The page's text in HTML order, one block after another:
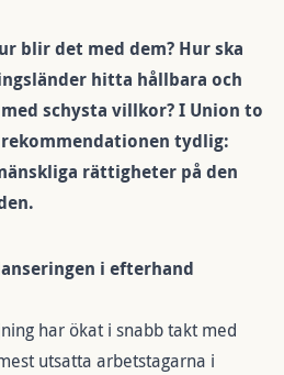
blir det med dem? Hur ska
hitta hållbara och
schysta villkor? I Union to
tydlig:
rättigheter på den
i efterhand
har ökat i snabb takt med
utsatta arbetstagarna i